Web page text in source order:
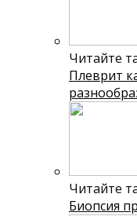
Читайте
Плеврит
Читайте
Биопсия